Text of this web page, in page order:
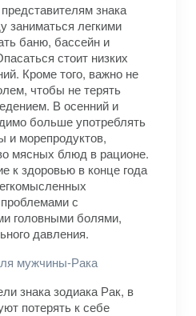
знака
заниматься легкими
баню, бассейн и
стоит низких
Кроме того, важно не
чтобы не терять
В осенний и
больше употреблять
и морепродуктов,
мясных блюд в рационе.
к здоровью в конце года
с
головными болями,
давления.
мужчины-Рака
знака зодиака Рак, в
потерять к себе